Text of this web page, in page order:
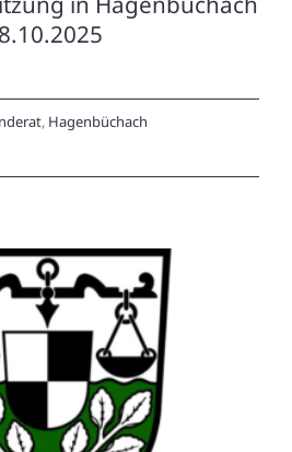
, Hagenbüchach